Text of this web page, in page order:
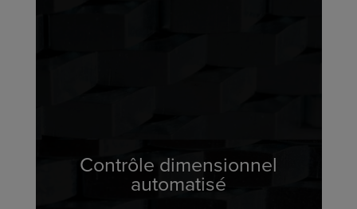
Contrôle dimensionnel
automatisé